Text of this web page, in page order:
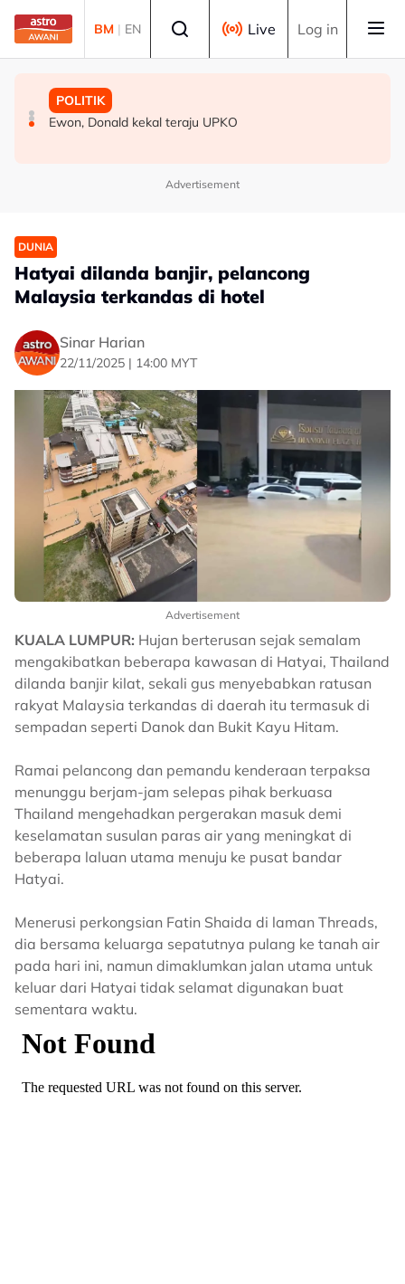
Skip to main content
BM | EN Live Log in
MALAYSIA
Dasar yang baik perlu ambil kira realiti kehidupan rakyat
MALAYSIA
Sudah tiba masa gubal Akta CDF, hentikan politik ‘carrot
POLITIK
Ewon, Donald kekal teraju UPKO
Advertisement
DUNIA
Hatyai dilanda banjir, pelancong
Malaysia terkandas di hotel
Sinar Harian
22/11/2025 | 14:00 MYT
Advertisement
KUALA LUMPUR: Hujan berterusan sejak semalam
mengakibatkan beberapa kawasan di Hatyai, Thailand
dilanda banjir kilat, sekali gus menyebabkan ratusan
rakyat Malaysia terkandas di daerah itu termasuk di
sempadan seperti Danok dan Bukit Kayu Hitam.
Ramai pelancong dan pemandu kenderaan terpaksa
menunggu berjam-jam selepas pihak berkuasa
Thailand mengehadkan pergerakan masuk demi
keselamatan susulan paras air yang meningkat di
beberapa laluan utama menuju ke pusat bandar
Hatyai.
Menerusi perkongsian Fatin Shaida di laman Threads,
dia bersama keluarga sepatutnya pulang ke tanah air
pada hari ini, namun dimaklumkan jalan utama untuk
keluar dari Hatyai tidak selamat digunakan buat
sementara waktu.